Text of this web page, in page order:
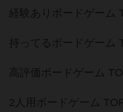
経験ありボードゲーム
持ってるボードゲーム
高評価ボードゲーム
2人用ボードゲーム